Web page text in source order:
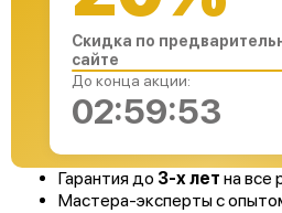
Гарантия до 3-х лет на все
Мастера-эксперты с
Скидка по
сайте
До конца акции:
02:59:53